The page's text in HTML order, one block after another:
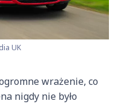
UK
wrażenie, co
nigdy nie było